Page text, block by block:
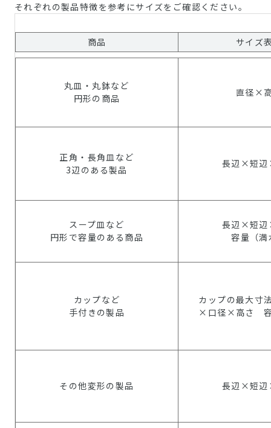
それぞれの製品特徴を参考にサイズをご確認ください。
商品 サイズ
丸皿・丸鉢など
円形の商品
直径×
正角・長角皿など
3辺のある製品
長辺×短
スープ皿など
円形で容量のある商品
長辺×短
容量（満
カップなど
手付きの製品
カップの最大寸
×口径×高さ 容
その他変形の製品 長辺×短